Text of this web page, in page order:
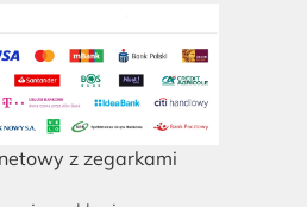
z zegarkami